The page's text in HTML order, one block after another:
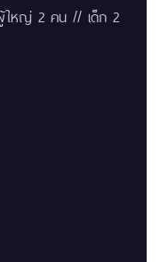
ใหญ่ 2 คน // เด็ก 2